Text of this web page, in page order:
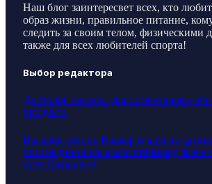
Наш блог заинтересвет всех, кто
образ жизни, правильное питание,
следить за своим телом, физическими
также для всех любителей спорта!
Выбор редактора
Диетолог назвала два помогающих
продукта
Валерия, Денис Клявер и другие
присоединились к масштабному
поет Катюшу»!